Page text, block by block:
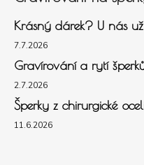
Krásný dárek? U nás
7.7.2026
Gravírování a rytí
2.7.2026
Šperky z chirurgické
11.6.2026